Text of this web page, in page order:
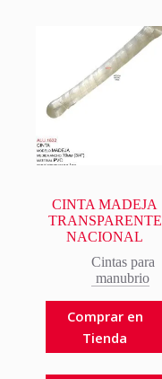
CINTA MADEJA
TRANSPARENTE
NACIONAL
Cintas para
manubrio
Comprar en
Tienda